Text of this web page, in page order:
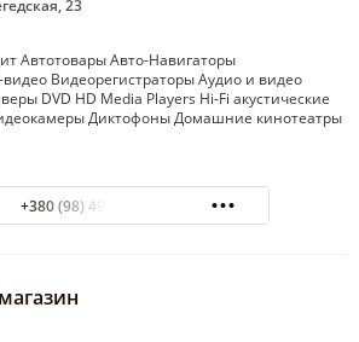
23
Автотовары Авто-Навигаторы
Видеорегистраторы Аудио и видео
DVD HD Media Players Hi-Fi акустические
Диктофоны Домашние кинотеатры
+380 (98) 495-07-40